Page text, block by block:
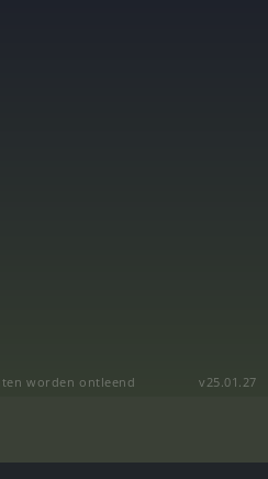
worden ontleend
v25.01.27